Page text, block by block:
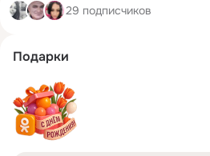
29 подписчиков
Подарки